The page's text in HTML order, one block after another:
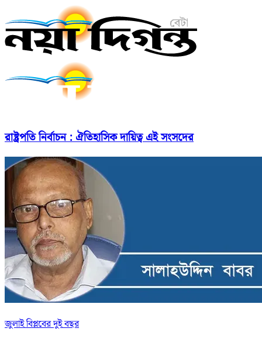
রাষ্ট্রপতি নির্বাচন : ঐতিহাসিক দায়িত্ব এই সংসদের
জুলাই বিপ্লবের দুই বছর